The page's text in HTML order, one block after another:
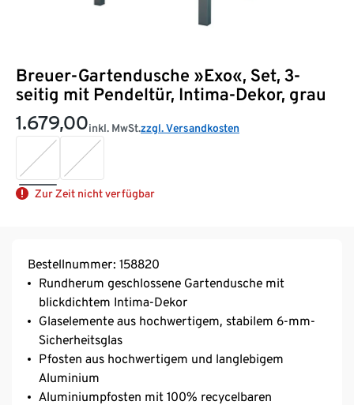
Breuer-Gartendusche »Exo«, Set, 3-
seitig mit Pendeltür, Intima-Dekor, grau
1.679,00inkl. MwSt.zzgl. Versandkosten
Zur Zeit nicht verfügbar
Bestellnummer: 158820
Rundherum geschlossene Gartendusche mit
blickdichtem Intima-Dekor
Glaselemente aus hochwertigem, stabilem 6-mm-
Sicherheitsglas
Pfosten aus hochwertigem und langlebigem
Aluminium
Aluminiumpfosten mit 100% recycelbaren